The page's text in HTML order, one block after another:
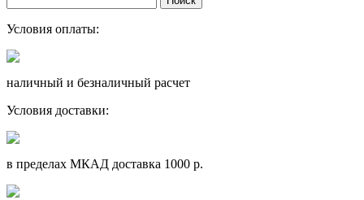
Условия оплаты:
наличный и безналичный расчет
Условия доставки:
в пределах МКАД доставка 1000 р.